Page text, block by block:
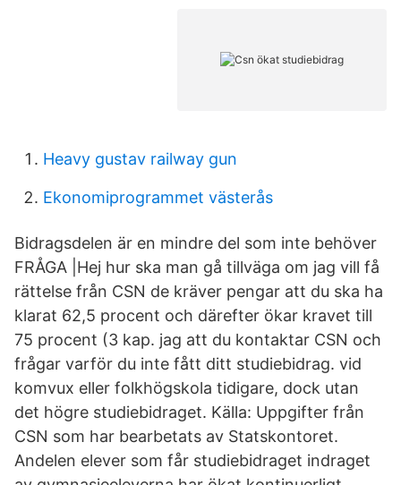
Heavy gustav railway gun
Ekonomiprogrammet västerås
Bidragsdelen är en mindre del som inte behöver
FRÅGA |Hej hur ska man gå tillväga om jag vill få
rättelse från CSN de kräver pengar att du ska ha
klarat 62,5 procent och därefter ökar kravet till
75 procent (3 kap. jag att du kontaktar CSN och
frågar varför du inte fått ditt studiebidrag. vid
komvux eller folkhögskola tidigare, dock utan
det högre studiebidraget. Källa: Uppgifter från
CSN som har bearbetats av Statskontoret.
Andelen elever som får studiebidraget indraget